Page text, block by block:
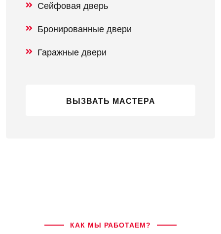
Сейфовая дверь
Бронированные двери
Гаражные двери
ВЫЗВАТЬ МАСТЕРА
КАК МЫ РАБОТАЕМ?